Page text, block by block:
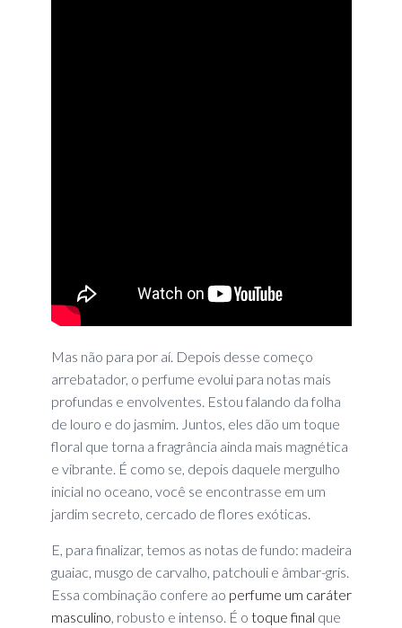
Mas não para por aí. Depois desse começo
arrebatador, o perfume evolui para notas mais
profundas e envolventes. Estou falando da folha
de louro e do jasmim. Juntos, eles dão um toque
floral que torna a fragrância ainda mais magnética
e vibrante. É como se, depois daquele mergulho
inicial no oceano, você se encontrasse em um
jardim secreto, cercado de flores exóticas.
E, para finalizar, temos as notas de fundo: madeira
guaiac, musgo de carvalho, patchouli e âmbar-gris.
Essa combinação confere ao perfume um caráter
masculino, robusto e intenso. É o toque final que